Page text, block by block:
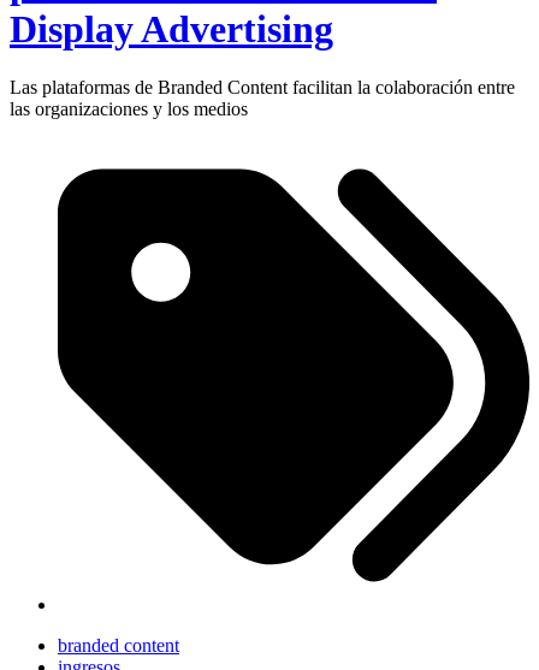
Display Advertising
Las plataformas de Branded Content facilitan la colaboración entre
las organizaciones y los medios
branded content